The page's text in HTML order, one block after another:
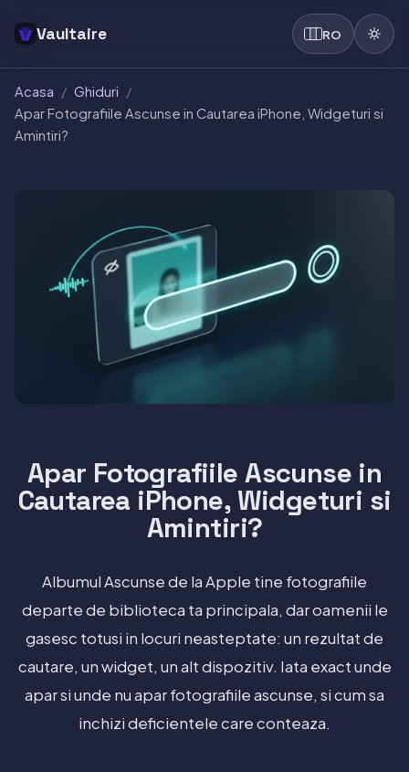
Vaultaire RO
Acasa / Ghiduri /
Apar Fotografiile Ascunse in Cautarea iPhone, Widgeturi si
Amintiri?
Apar Fotografiile Ascunse in
Cautarea iPhone, Widgeturi si
Amintiri?
Albumul Ascunse de la Apple tine fotografiile
departe de biblioteca ta principala, dar oamenii le
gasesc totusi in locuri neasteptate: un rezultat de
cautare, un widget, un alt dispozitiv. Iata exact unde
apar si unde nu apar fotografiile ascunse, si cum sa
inchizi deficientele care conteaza.